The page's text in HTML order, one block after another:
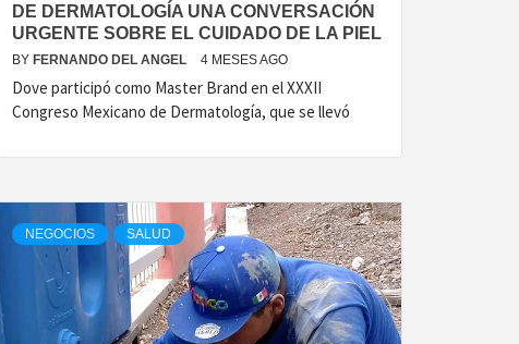
DE DERMATOLOGÍA UNA CONVERSACIÓN
URGENTE SOBRE EL CUIDADO DE LA PIEL
BY FERNANDO DEL ANGEL 4 MESES AGO
Dove participó como Master Brand en el XXXII
Congreso Mexicano de Dermatología, que se llevó
NEGOCIOS SALUD